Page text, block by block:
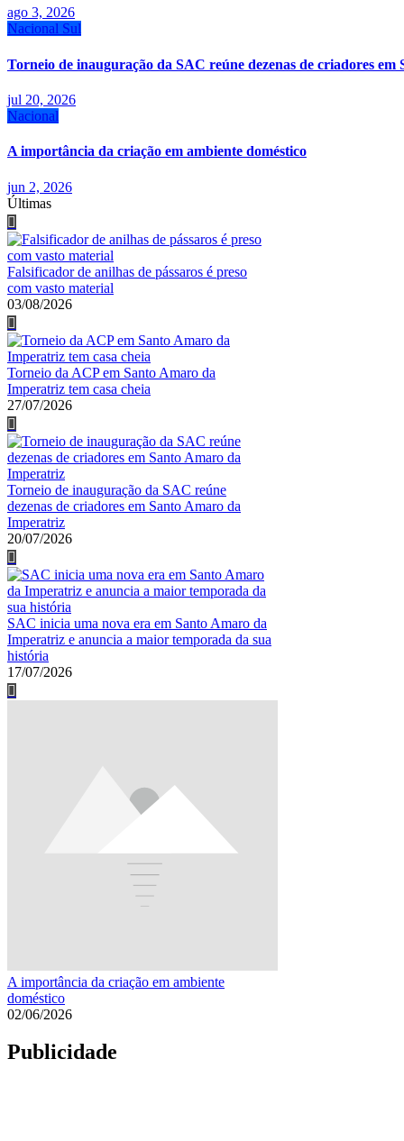
ago 3, 2026
Nacional Sul
Torneio de inauguração da SAC reúne dezenas de criadores
jul 20, 2026
Nacional
A importância da criação em ambiente doméstico
jun 2, 2026
Últimas
Falsificador de anilhas de pássaros é preso
com vasto material
03/08/2026
Torneio da ACP em Santo Amaro da
Imperatriz tem casa cheia
27/07/2026
Torneio de inauguração da SAC reúne
dezenas de criadores em Santo Amaro da
Imperatriz
20/07/2026
SAC inicia uma nova era em Santo Amaro da
Imperatriz e anuncia a maior temporada da sua
história
17/07/2026
A importância da criação em ambiente
doméstico
02/06/2026
Publicidade